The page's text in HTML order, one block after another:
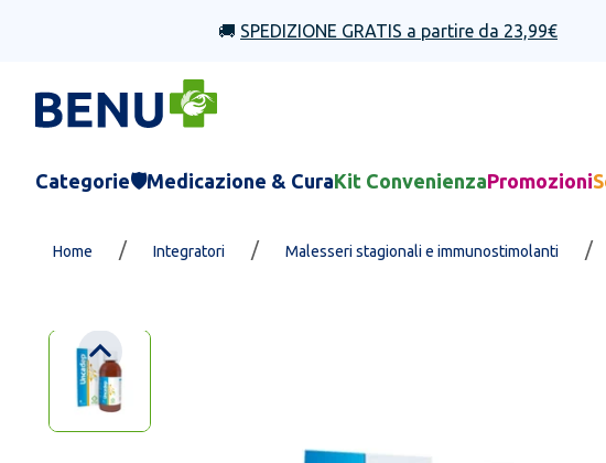
🚚 SPEDIZIONE GRATIS a partire da 23,99€
Categorie🛡️Medicazione & CuraKit ConvenienzaPromozioni
Home / Integratori / Malesseri stagionali e immunostimolanti /